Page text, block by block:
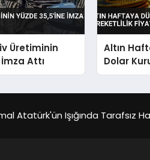
Üretiminin
Attı
Altın
Dolar
Fiyatları
Atatürk'ün Işığında Tarafsız